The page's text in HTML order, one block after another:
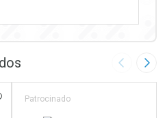
Imagem
AOS FAVORITOS
Patrocinado